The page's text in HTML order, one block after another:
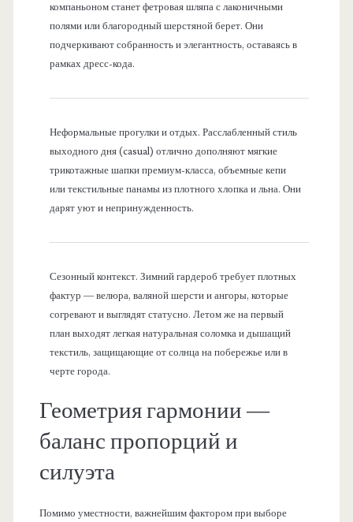
компаньоном станет фетровая шляпа с лаконичными
полями или благородный шерстяной берет. Они
подчеркивают собранность и элегантность, оставаясь в
рамках дресс-кода.
Неформальные прогулки и отдых. Расслабленный стиль
выходного дня (casual) отлично дополняют мягкие
трикотажные шапки премиум-класса, объемные кепи
или текстильные панамы из плотного хлопка и льна. Они
дарят уют и непринужденность.
Сезонный контекст. Зимний гардероб требует плотных
фактур — велюра, валяной шерсти и ангоры, которые
согревают и выглядят статусно. Летом же на первый
план выходят легкая натуральная соломка и дышащий
текстиль, защищающие от солнца на побережье или в
черте города.
Геометрия гармонии —
баланс пропорций и
силуэта
Помимо уместности, важнейшим фактором при выборе